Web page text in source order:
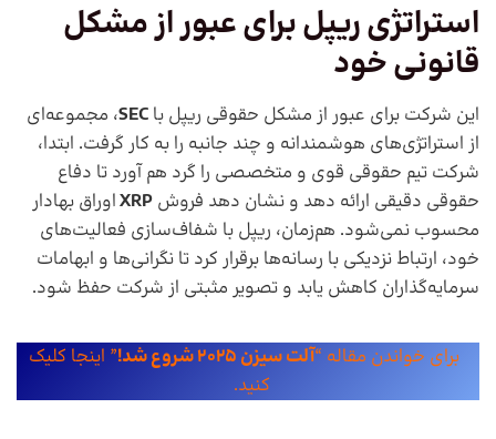
استراتژی ریپل برای عبور از مشکل
قانونی خود
این شرکت برای عبور از مشکل حقوقی ریپل با SEC، مجموعه‌ای
از استراتژی‌های هوشمندانه و چند جانبه را به کار گرفت. ابتدا،
شرکت تیم حقوقی قوی و متخصصی را گرد هم آورد تا دفاع
حقوقی دقیقی ارائه دهد و نشان دهد فروش XRPاوراق بهادار
محسوب نمی‌شود. هم‌زمان، ریپل با شفاف‌سازی فعالیت‌های
خود، ارتباط نزدیکی با رسانه‌ها برقرار کرد تا نگرانی‌ها و ابهامات
سرمایه‌گذاران کاهش یابد و تصویر مثبتی از شرکت حفظ شود.
برای خواندن مقاله “آلت سیزن 2025 شروع شد!
” اینجا کلیک
کنید.